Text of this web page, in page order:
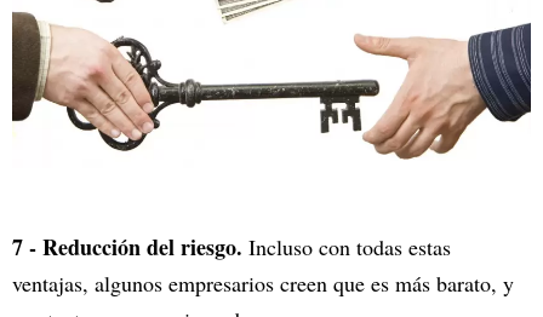
7 - Reducción del riesgo. Incluso con todas estas
ventajas, algunos empresarios creen que es más barato, y